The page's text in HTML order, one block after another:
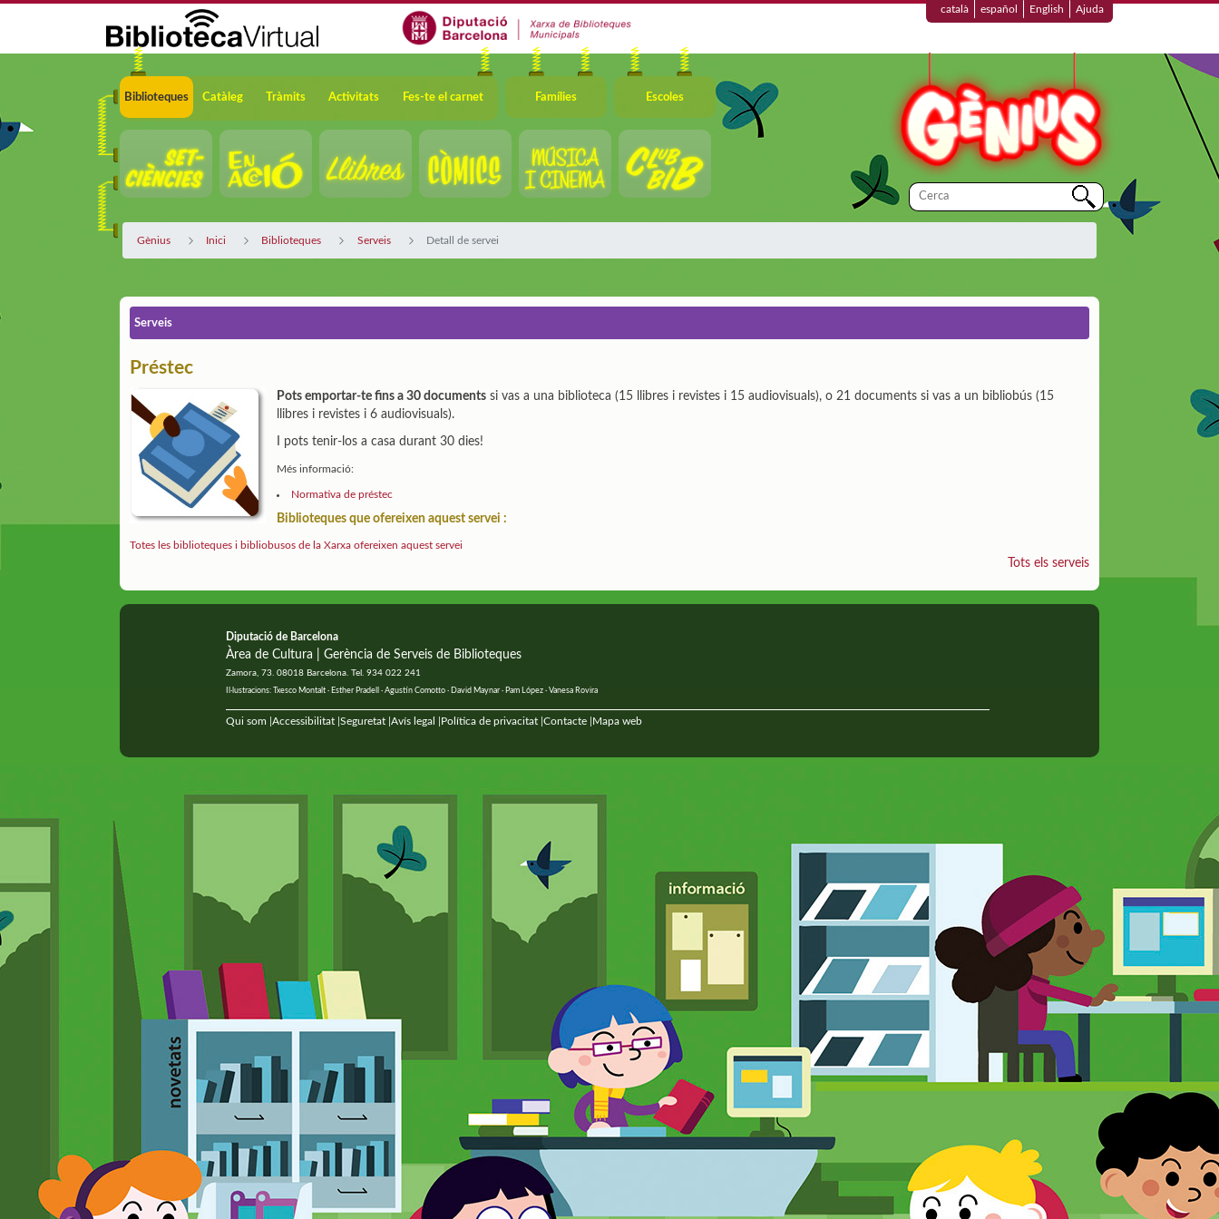
català español English Ajuda
Navegació
Biblioteques Catàleg Tràmits Activitats Fes-te el carnet Famílies Escoles
Gènius Inici Biblioteques Serveis Detall de servei
Serveis
Préstec
Pots emportar-te fins a 30 documents si vas a una biblioteca (15 llibres i revistes i 15 audiovisuals), o 21 documents si vas a un bibliobús (15
llibres i revistes i 6 audiovisuals).
I pots tenir-los a casa durant 30 dies!
Més informació:
Normativa de préstec
Biblioteques que ofereixen aquest servei :
Totes les biblioteques i bibliobusos de la Xarxa ofereixen aquest servei
Tots els serveis
Diputació de Barcelona
Àrea de Cultura | Gerència de Serveis de Biblioteques
Zamora, 73. 08018 Barcelona. Tel. 934 022 241
Il·lustracions: Txesco Montalt · Esther Pradell · Agustín Comotto · David Maynar · Pam López · Vanesa Rovira
Qui som Accessibilitat| Seguretat| Avís legal Política de privacitat| Contacte| Mapa web